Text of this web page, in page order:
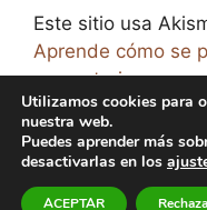
Este sitio usa
Aprende cómo se
comentarios.
© 2026 El Paraíso de
Utilizamos cookies para
nuestra web.
Puedes aprender más
desactivarlas en los
ACEPTAR